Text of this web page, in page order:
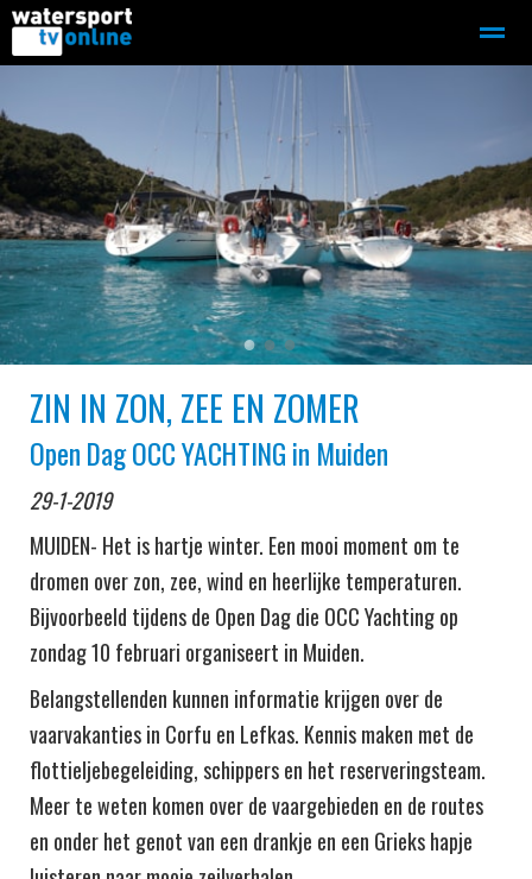
Redactie
Home Contact Bellen Zoeken
●●●
ZIN IN ZON, ZEE EN ZOMER
Open Dag OCC YACHTING in Muiden
29-1-2019
MUIDEN- Het is hartje winter. Een mooi moment om te
dromen over zon, zee, wind en heerlijke temperaturen.
Bijvoorbeeld tijdens de Open Dag die OCC Yachting op
zondag 10 februari organiseert in Muiden.
Belangstellenden kunnen informatie krijgen over de
vaarvakanties in Corfu en Lefkas. Kennis maken met de
flottieljebegeleiding, schippers en het reserveringsteam.
Meer te weten komen over de vaargebieden en de routes
en onder het genot van een drankje en een Grieks hapje